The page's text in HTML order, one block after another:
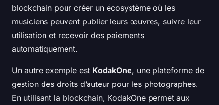
blockchain pour créer un écosystème où les
musiciens peuvent publier leurs œuvres, suivre leur
utilisation et recevoir des paiements
automatiquement.
Un autre exemple est KodakOne, une plateforme de
gestion des droits d’auteur pour les photographes.
En utilisant la blockchain, KodakOne permet aux